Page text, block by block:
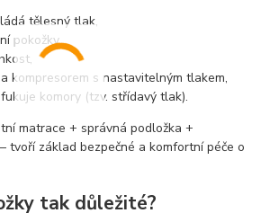
tělesný tlak,
pokožky,
kompresorem s nastavitelným tlakem,
komory (tzv. střídavý tlak).
matrace + správná podložka +
tvoří základ bezpečné a komfortní péče o
tak důležité?